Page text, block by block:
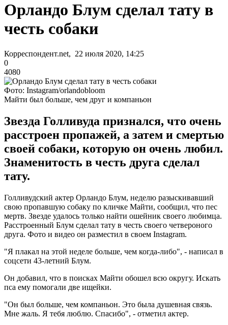
Орландо Блум сделал тату в
честь собаки
Корреспондент.net, 22 июля 2020, 14:25
0
4080
Фото: Instagram/orlandobloom
Майти был больше, чем друг и компаньон
Звезда Голливуда признался, что очень
расстроен пропажей, а затем и смертью
своей собаки, которую он очень любил.
Знаменитость в честь друга сделал
тату.
Голливудский актер Орландо Блум, неделю разыскивавший
свою пропавшую собаку по кличке Майти, сообщил, что пес
мертв. Звезде удалось только найти ошейник своего любимца.
Расстроенный Блум сделал тату в честь своего четвероного
друга. Фото и видео он разместил в своем Instagram.
"Я плакал на этой неделе больше, чем когда-либо", - написал в
соцсети 43-летний Блум.
Он добавил, что в поисках Майти обошел всю округу. Искать
пса ему помогали две ищейки.
"Он был больше, чем компаньон. Это была душевная связь.
Мне жаль. Я тебя люблю. Спасибо", - отметил актер.